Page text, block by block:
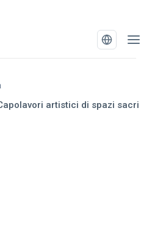
artistici di spazi sacri